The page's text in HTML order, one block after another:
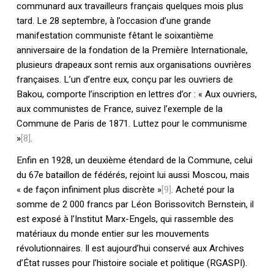
Votre panier est vide.
Retourner à la
communard aux travailleurs français quelques mois plus
tard. Le 28 septembre, à l’occasion d’une grande
manifestation communiste fêtant le soixantième
anniversaire de la fondation de la Première Internationale,
plusieurs drapeaux sont remis aux organisations ouvrières
françaises. L’un d’entre eux, conçu par les ouvriers de
Bakou, comporte l’inscription en lettres d’or : « Aux ouvriers,
aux communistes de France, suivez l’exemple de la
Commune de Paris de 1871. Luttez pour le communisme
»[8].
Enfin en 1928, un deuxième étendard de la Commune, celui
du 67e bataillon de fédérés, rejoint lui aussi Moscou, mais
« de façon infiniment plus discrète »[9]. Acheté pour la
somme de 2 000 francs par Léon Borissovitch Bernstein, il
est exposé à l’Institut Marx-Engels, qui rassemble des
matériaux du monde entier sur les mouvements
révolutionnaires. Il est aujourd’hui conservé aux Archives
d’État russes pour l’histoire sociale et politique (RGASPI).